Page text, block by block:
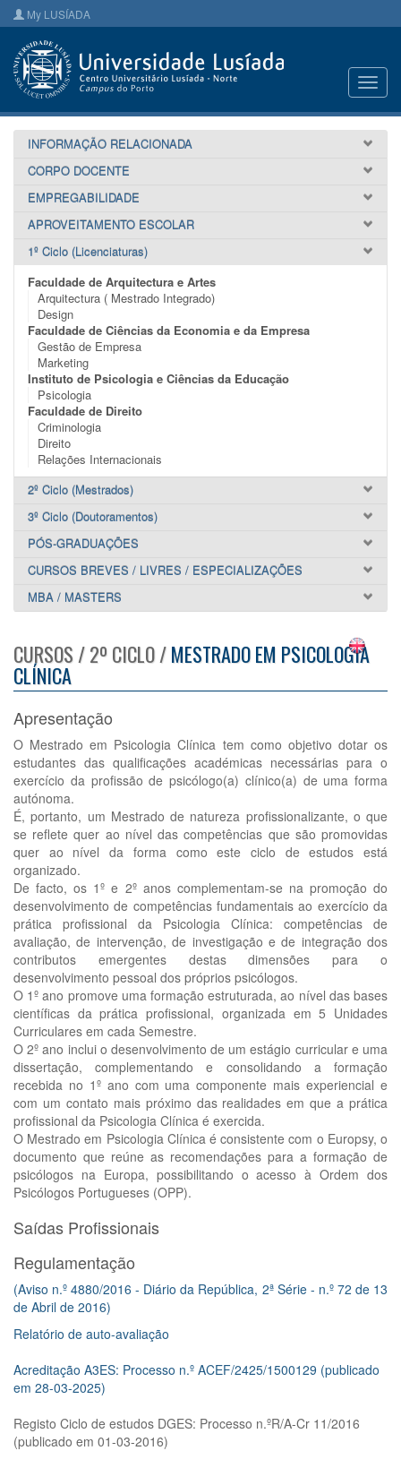
My LUSÍADA
INFORMAÇÃO RELACIONADA
CORPO DOCENTE
EMPREGABILIDADE
APROVEITAMENTO ESCOLAR
1º Ciclo (Licenciaturas)
Faculdade de Arquitectura e Artes
Arquitectura ( Mestrado Integrado)
Design
Faculdade de Ciências da Economia e da Empresa
Gestão de Empresa
Marketing
Instituto de Psicologia e Ciências da Educação
Psicologia
Faculdade de Direito
Criminologia
Direito
Relações Internacionais
2º Ciclo (Mestrados)
3º Ciclo (Doutoramentos)
PÓS-GRADUAÇÕES
CURSOS BREVES / LIVRES / ESPECIALIZAÇÕES
MBA / MASTERS
CURSOS / 2º CICLO /MESTRADO EM PSICOLOGIA
CLÍNICA
Apresentação
O Mestrado em Psicologia Clínica tem como objetivo dotar os
estudantes das qualificações académicas necessárias para o
exercício da profissão de psicólogo(a) clínico(a) de uma forma
autónoma.
É, portanto, um Mestrado de natureza profissionalizante, o que
se reflete quer ao nível das competências que são promovidas
quer ao nível da forma como este ciclo de estudos está
organizado.
De facto, os 1º e 2º anos complementam-se na promoção do
desenvolvimento de competências fundamentais ao exercício da
prática profissional da Psicologia Clínica: competências de
avaliação, de intervenção, de investigação e de integração dos
contributos emergentes destas dimensões para o
desenvolvimento pessoal dos próprios psicólogos.
O 1º ano promove uma formação estruturada, ao nível das bases
científicas da prática profissional, organizada em 5 Unidades
Curriculares em cada Semestre.
O 2º ano inclui o desenvolvimento de um estágio curricular e uma
dissertação, complementando e consolidando a formação
recebida no 1º ano com uma componente mais experiencial e
com um contato mais próximo das realidades em que a prática
profissional da Psicologia Clínica é exercida.
O Mestrado em Psicologia Clínica é consistente com o Europsy, o
documento que reúne as recomendações para a formação de
psicólogos na Europa, possibilitando o acesso à Ordem dos
Psicólogos Portugueses (OPP).
Saídas Profissionais
Regulamentação
(Aviso n.º 4880/2016 - Diário da República, 2ª Série - n.º 72 de 13
de Abril de 2016)
Relatório de auto-avaliação
Acreditação A3ES: Processo n.º ACEF/2425/1500129 (publicado
em 28-03-2025)
Registo Ciclo de estudos DGES: Processo n.ºR/A-Cr 11/2016
(publicado em 01-03-2016)